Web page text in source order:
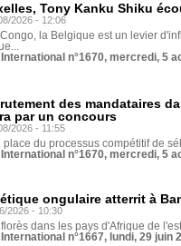
Tony Kanku Shiku
2026 - 12:06
la Belgique est un levier
International n°1670, mercredi, 5
des mandataires
par un concours
2026 - 11:55
place du processus compétitif de
International n°1670, mercredi, 5
ongulaire atterrit à
2026 - 10:30
dans les pays d'Afrique de
International n°1667, lundi, 29